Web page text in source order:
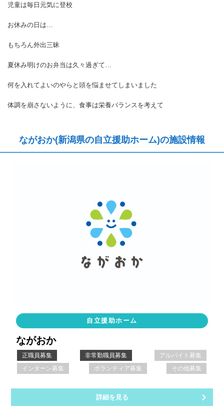
児童は毎日元気に登校
お休みの日は…
もちろん外出三昧
夏休み明けのお弁当は久々過ぎて…
何を入れてよいのやらと頭を悩ませてしまいました
体調を崩さないように、食事は栄養バランスを考えて
ながおか(新潟県の自立援助ホーム)の施設情報
自立援助ホーム
ながおか
正職員募集 非常勤職員募集
アルバイト募集
インターン募集
ボランティア募集 その他募集
詳細を見る